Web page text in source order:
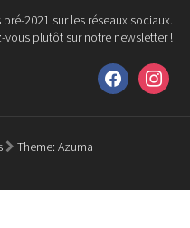
2021 sur les réseaux sociaux.
vous plutôt sur notre newsletter !
facebookinstagram
Theme: Azuma